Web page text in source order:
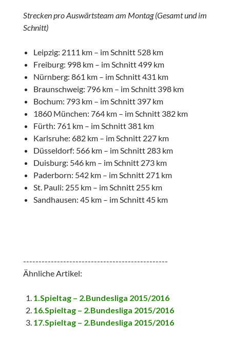
Strecken pro Auswärtsteam am Montag (Gesamt und im
Schnitt)
Leipzig: 2111 km – im Schnitt 528 km
Freiburg: 998 km – im Schnitt 499 km
Nürnberg: 861 km – im Schnitt 431 km
Braunschweig: 796 km – im Schnitt 398 km
Bochum: 793 km – im Schnitt 397 km
1860 München: 764 km – im Schnitt 382 km
Fürth: 761 km – im Schnitt 381 km
Karlsruhe: 682 km – im Schnitt 227 km
Düsseldorf: 566 km – im Schnitt 283 km
Duisburg: 546 km – im Schnitt 273 km
Paderborn: 542 km – im Schnitt 271 km
St. Pauli: 255 km – im Schnitt 255 km
Sandhausen: 45 km – im Schnitt 45 km
-----------------------------------------------
Ähnliche Artikel:
1.Spieltag – 2.Bundesliga 2015/2016
16.Spieltag – 2.Bundesliga 2015/2016
17.Spieltag – 2.Bundesliga 2015/2016